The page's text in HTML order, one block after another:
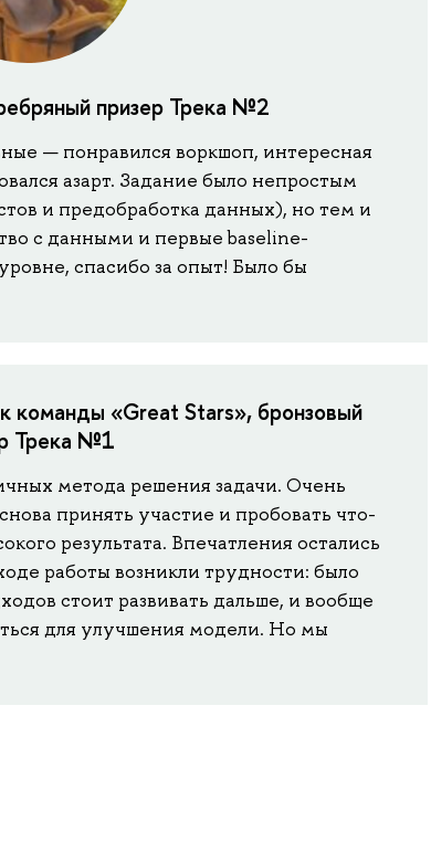
призер Трека №2
— понравился воркшоп, интересная
азарт. Задание было непростым
и предобработка данных), но тем и
с данными и первые baseline-
спасибо за опыт! Было бы
команды «Great Stars», бронзовый
Трека №1
метода решения задачи. Очень
принять участие и пробовать что-
результата. Впечатления остались
работы возникли трудности: было
стоит развивать дальше, и вообще
для улучшения модели. Но мы